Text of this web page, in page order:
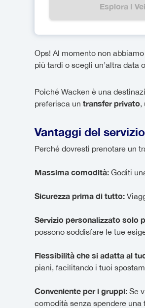
Esplora I
Ops! Al momento non
più tardi o scegli un’altra data
Poiché Wacken è una
preferisca un transfer privato,
Vantaggi del
Perché dovresti prenotare un
Massima comodità:Goditi
Sicurezza prima di tutto:
Servizio personalizzato solo
possono soddisfare le tue
Flessibilità che si adatta al
piani, facilitando i tuoi
Conveniente per i gruppi:Se
comodità senza spendere una